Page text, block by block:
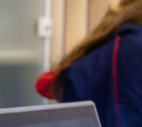
School